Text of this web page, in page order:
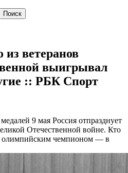
ветеранов
выигрывал
:: РБК Спорт
9 мая Россия отпразднует
Отечественной войне. Кто
олимпийским чемпионом — в